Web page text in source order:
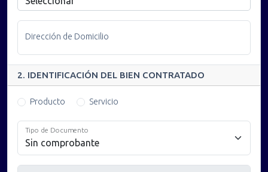
Dirección de Domicilio
2. IDENTIFICACIÓN DEL BIEN CONTRATADO
Producto Servicio
Tipo de Documento